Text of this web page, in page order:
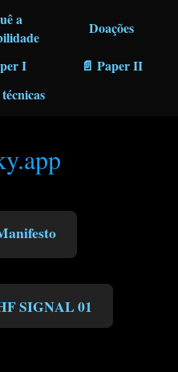
a
Doações
I
📄 Paper II
SIGNAL 01